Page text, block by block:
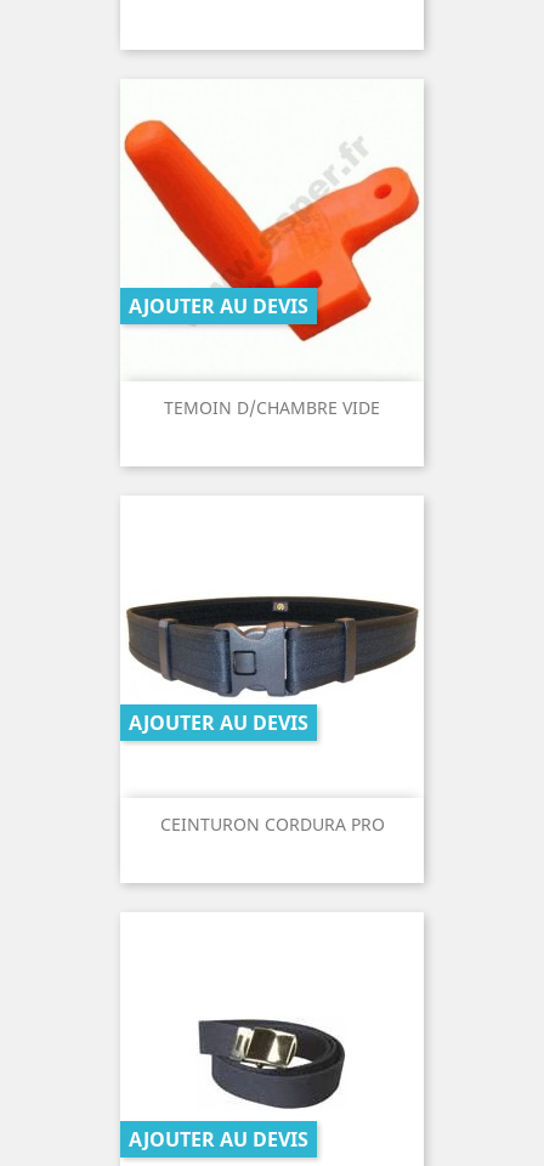
TEMOIN D/CHAMBRE VIDE
AJOUTER AU DEVIS
CEINTURON CORDURA PRO
AJOUTER AU DEVIS
AJOUTER AU DEVIS